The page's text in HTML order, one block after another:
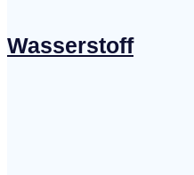
Wasserstoff